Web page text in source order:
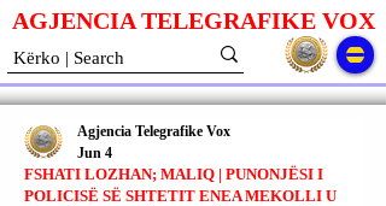
AGJENCIA TELEGRAFIKE VOX
FSHATI LOZHAN; MALIQ | PUNONJËSI I
POLICISË SË SHTETIT ENEA MEKOLLI U
Agjencia Telegrafike Vox
Jun 4